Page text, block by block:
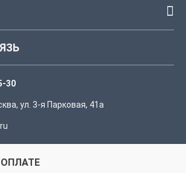
30
ул. 3-я Парковая, 41а